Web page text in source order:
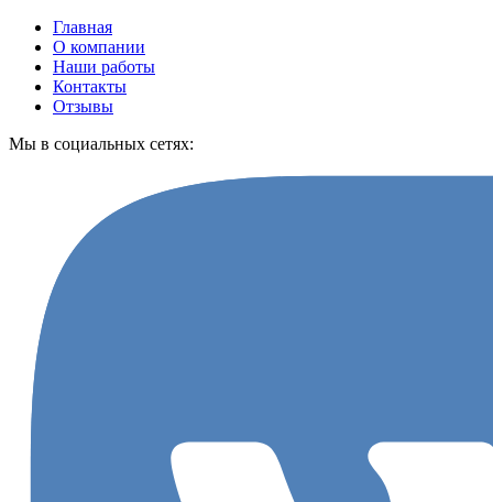
Главная
О компании
Наши работы
Контакты
Отзывы
Мы в социальных сетях: